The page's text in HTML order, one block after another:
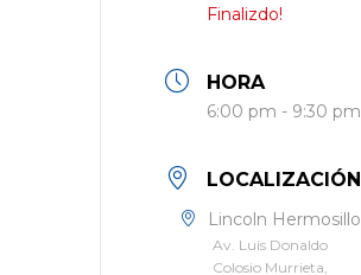
Finalizdo!
HORA
6:00 pm - 9:30 pm
LOCALIZACIÓN
Lincoln Hermosillo
Av. Luis Donaldo
Colosio Murrieta,